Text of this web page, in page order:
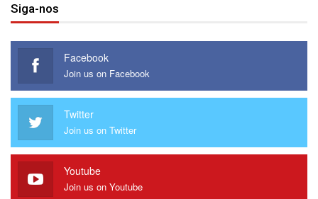
complexo que incorpora também o Centro de Convenções
de Talatona, com 201 quartos, dos quais 180 quartos
seluxe, 21 suites, incluindo 17 suites Júnior, 3 suites de
Luxo e uma suite presidencial.
Siga-nos
Facebook
Join us on Facebook
Twitter
Join us on Twitter
Youtube
Join us on Youtube